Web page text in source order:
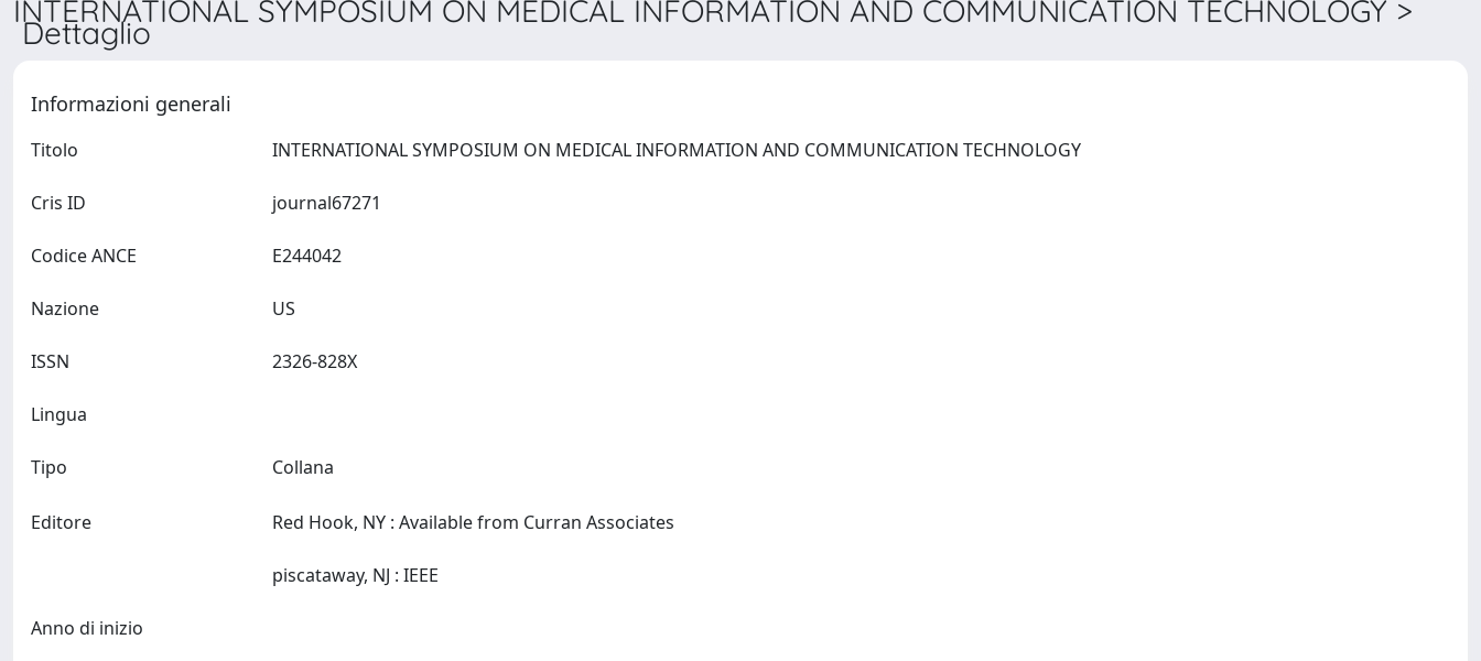
INTERNATIONAL SYMPOSIUM ON MEDICAL INFORMATION AND COMMUNICATION TECHNOLOGY >
Dettaglio
Informazioni generali
Titolo
Cris ID
Codice ANCE
Nazione
ISSN
Lingua
Tipo Collana
Editore Red Hook, NY : Available from Curran Associates
Anno di inizio